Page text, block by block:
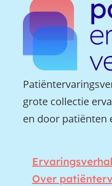
grote collectie
en door patiënten
Over